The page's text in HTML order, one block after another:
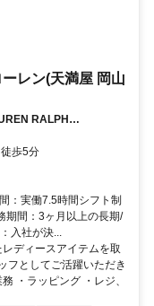
レン(天満屋 岡山
RALPH
歩5分
：実働7.5時間シフト制
期間：3ヶ月以上の長期/
入社が決...
ディースアイテムを取
フとしてご活躍いただき
・ラッピング ・レジ、